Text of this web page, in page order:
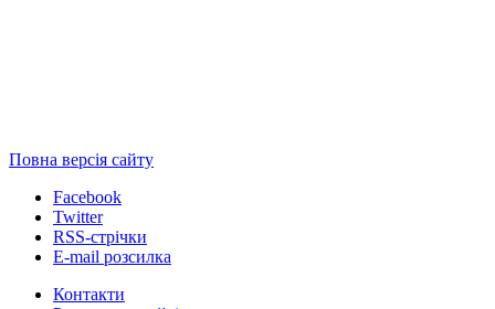
Повна версія сайту
Facebook
Twitter
RSS-стрічки
E-mail розсилка
Контакти